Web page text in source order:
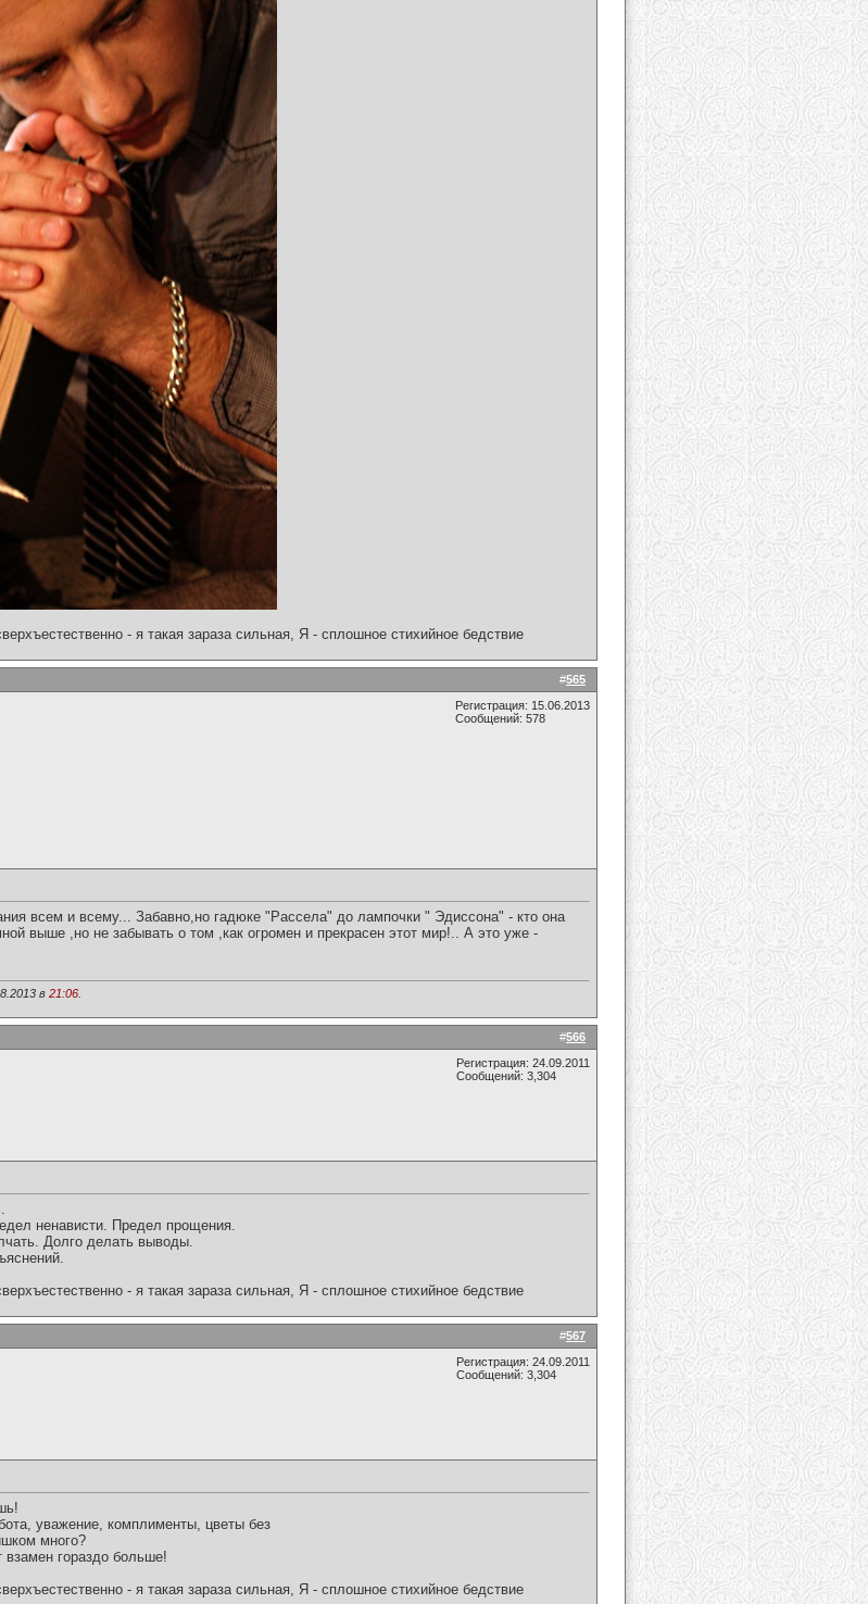
- я такая зараза сильная, Я - сплошное стихийное бедствие
#565
Регистрация: 15.06.2013
Сообщений: 578
всем и всему... Забавно,но гадюке "Рассела" до лампочки " Эдиссона" - кто она
выше ,но не забывать о том ,как огромен и прекрасен этот мир!.. А это уже -
в 21:06
#566
Регистрация: 24.09.2011
Сообщений: 3,304
ненависти. Предел прощения.
Долго делать выводы.
- я такая зараза сильная, Я - сплошное стихийное бедствие
#567
Регистрация: 24.09.2011
Сообщений: 3,304
уважение, комплименты, цветы без
много?
взамен гораздо больше!
- я такая зараза сильная, Я - сплошное стихийное бедствие